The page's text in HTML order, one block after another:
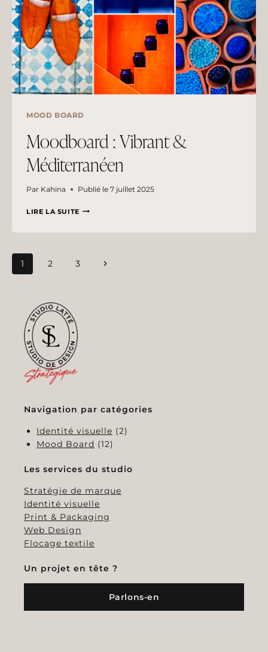
MOOD BOARD
Moodboard : Vibrant &
Méditerranéen
Par Kahina Publié le 7 juillet 2025
LIRE LA SUITEMOODBOARD
MÉDITERRANÉEN
NAVIGATION
PAGE
1 2 3
Page
Navigation par catégories
Identité visuelle (2)
Mood Board (12)
Les services du studio
Stratégie de marque
Identité visuelle
Print & Packaging
Web Design
Flocage textile
Un projet en tête ?
Parlons-en